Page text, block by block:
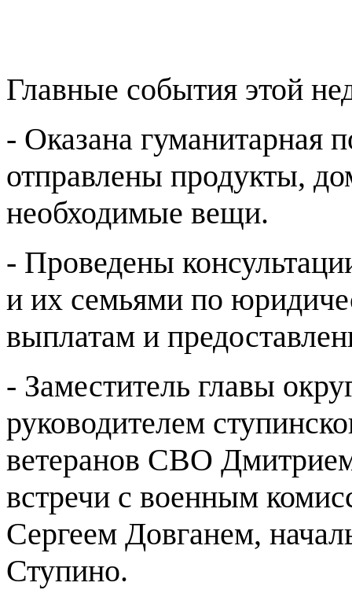
Главные события этой
- Оказана
отправлены продукты,
необходимые вещи.
- Проведены
и их семьями по
выплатам и
- Заместитель главы
руководителем
ветеранов СВО
встречи с военным
Сергеем Довганем,
Ступино.